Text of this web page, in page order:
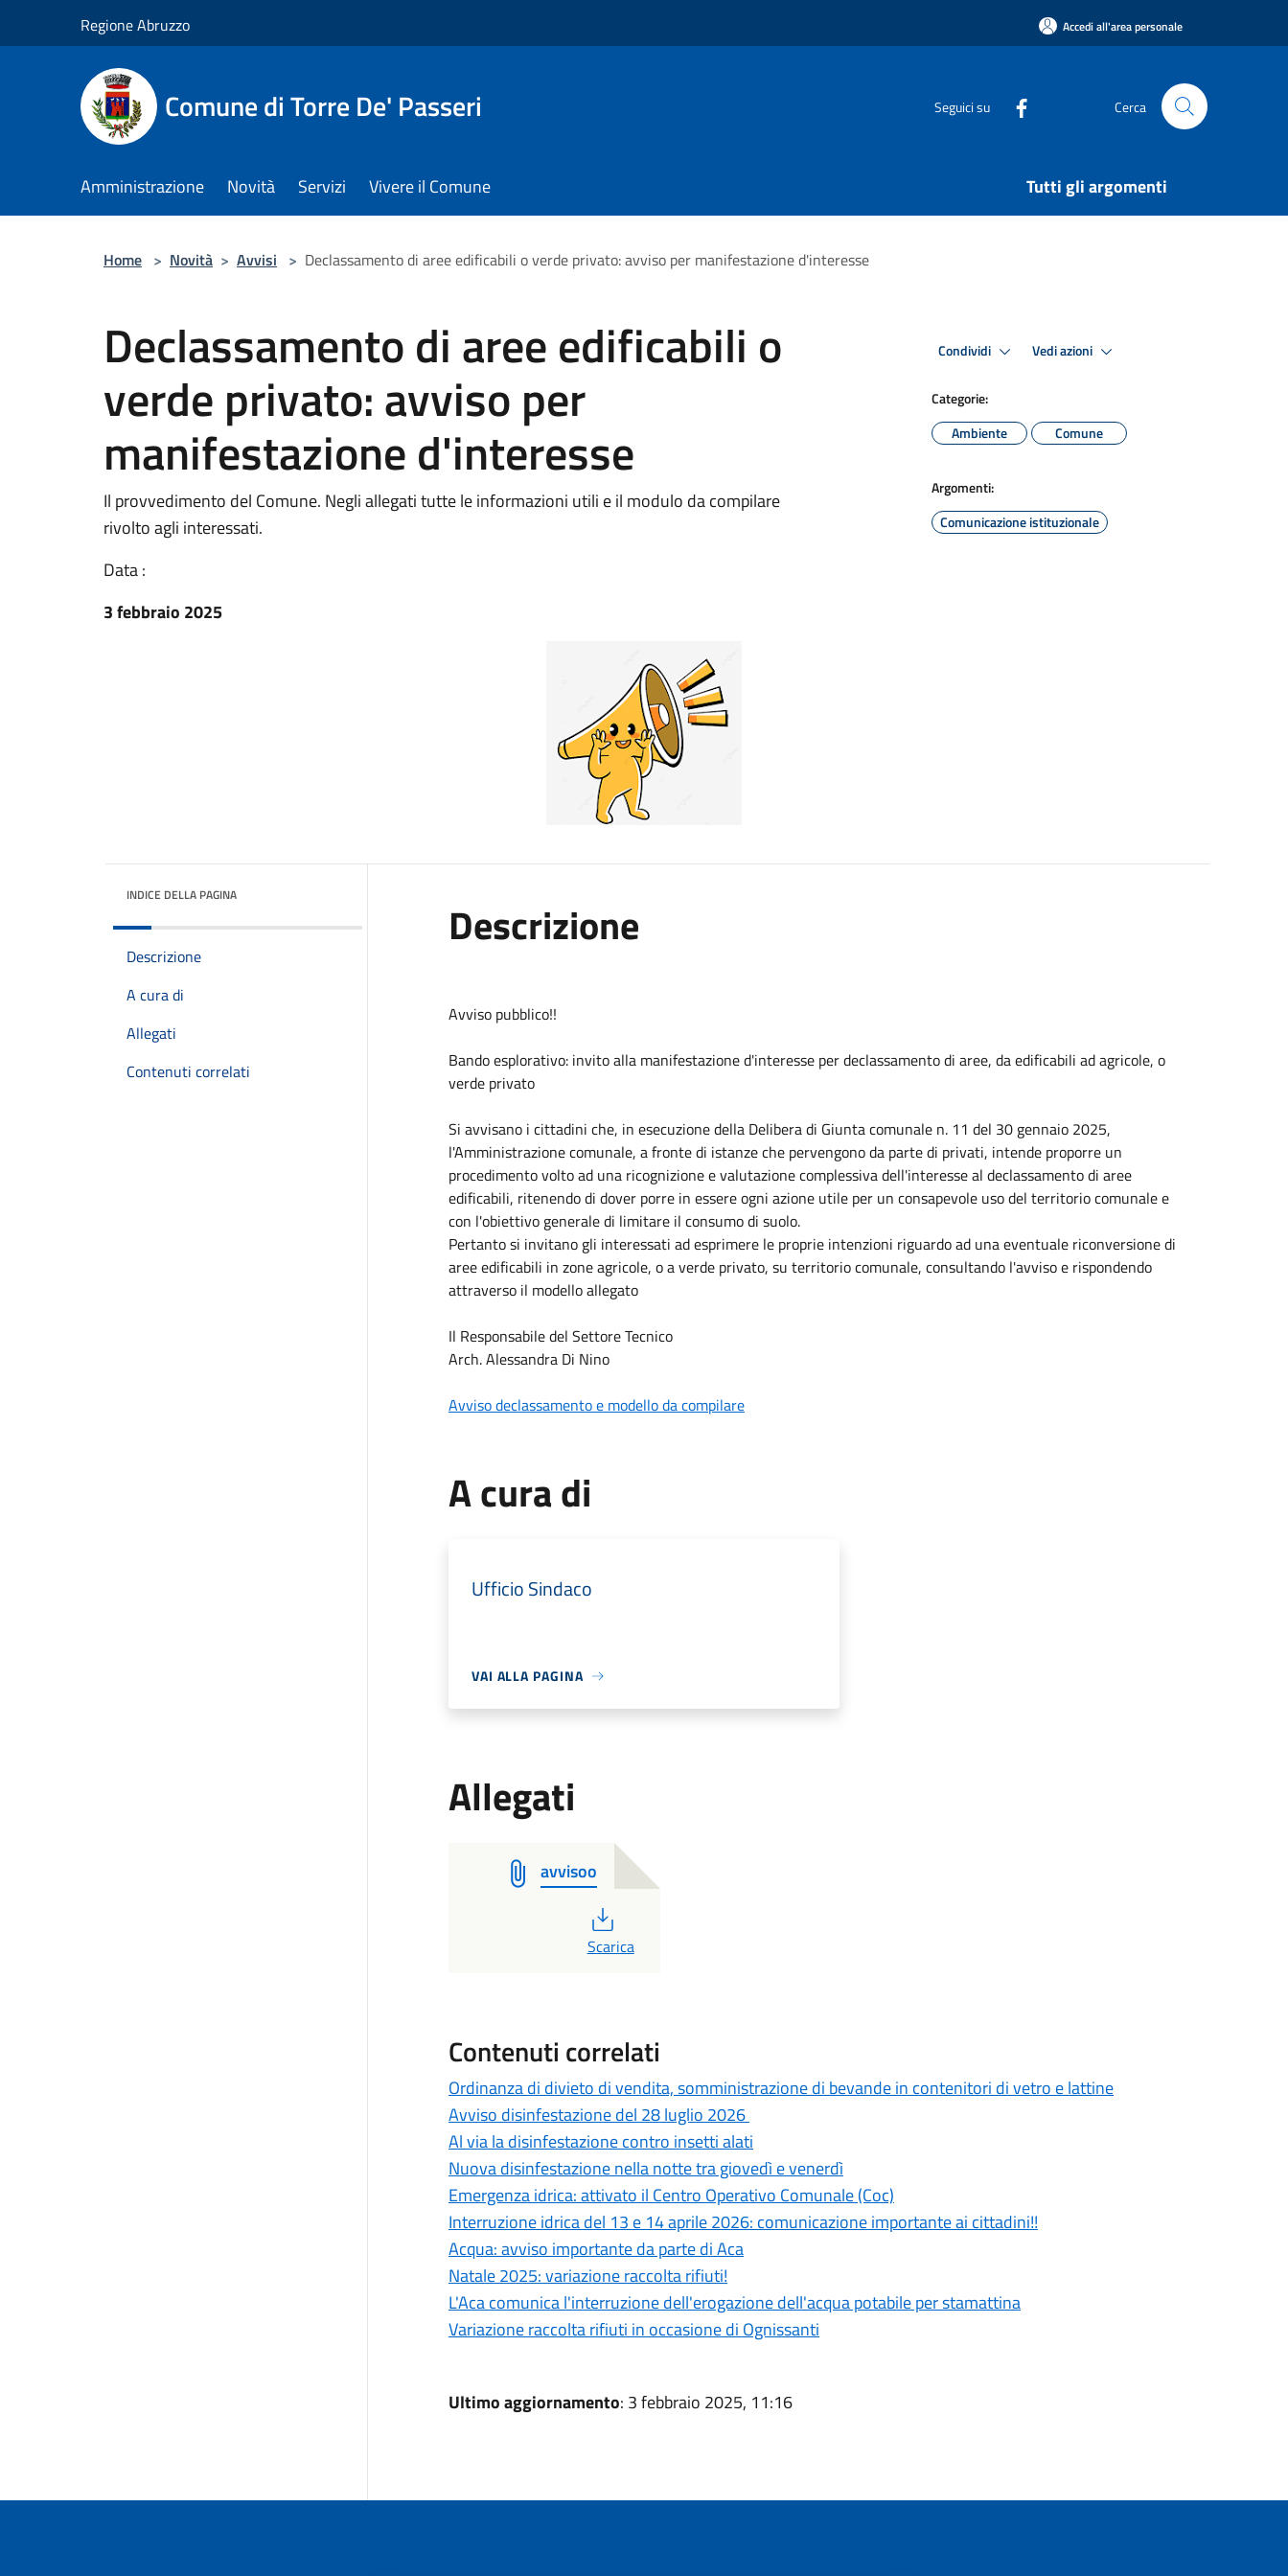
Regione Abruzzo Accedi all'area personale
Comune di Torre De' Passeri Seguici su Cerca
Amministrazione Novità Servizi Vivere il Comune Tutti gli argomenti
Home > Novità > Avvisi > Declassamento di aree edificabili o verde privato: avviso per manifestazione d'interesse
Declassamento di aree edificabili o
verde privato: avviso per
manifestazione d'interesse
Il provvedimento del Comune. Negli allegati tutte le informazioni utili e il modulo da compilare
rivolto agli interessati.
Data :
3 febbraio 2025
Condividi Vedi azioni
Categorie:
Ambiente
Comune
Argomenti:
Comunicazione istituzionale
INDICE DELLA PAGINA
Descrizione
A cura di
Allegati
Contenuti correlati
Descrizione
Avviso pubblico!!
Bando esplorativo: invito alla manifestazione d'interesse per declassamento di aree, da edificabili ad agricole, o
verde privato
Si avvisano i cittadini che, in esecuzione della Delibera di Giunta comunale n. 11 del 30 gennaio 2025,
l'Amministrazione comunale, a fronte di istanze che pervengono da parte di privati, intende proporre un
procedimento volto ad una ricognizione e valutazione complessiva dell'interesse al declassamento di aree
edificabili, ritenendo di dover porre in essere ogni azione utile per un consapevole uso del territorio comunale e
con l'obiettivo generale di limitare il consumo di suolo.
Pertanto si invitano gli interessati ad esprimere le proprie intenzioni riguardo ad una eventuale riconversione di
aree edificabili in zone agricole, o a verde privato, su territorio comunale, consultando l'avviso e rispondendo
attraverso il modello allegato
Il Responsabile del Settore Tecnico
Arch. Alessandra Di Nino
Avviso declassamento e modello da compilare
A cura di
Ufficio Sindaco
VAI ALLA PAGINA
Allegati
avvisoo
PDF
Scarica
Contenuti correlati
Ordinanza di divieto di vendita, somministrazione di bevande in contenitori di vetro e lattine
Avviso disinfestazione del 28 luglio 2026
Al via la disinfestazione contro insetti alati
Nuova disinfestazione nella notte tra giovedì e venerdì
Emergenza idrica: attivato il Centro Operativo Comunale (Coc)
Interruzione idrica del 13 e 14 aprile 2026: comunicazione importante ai cittadini!!
Acqua: avviso importante da parte di Aca
Natale 2025: variazione raccolta rifiuti!
L'Aca comunica l'interruzione dell'erogazione dell'acqua potabile per stamattina
Variazione raccolta rifiuti in occasione di Ognissanti
Ultimo aggiornamento: 3 febbraio 2025, 11:16